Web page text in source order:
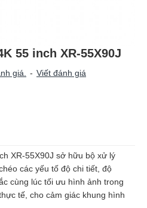
55 inch XR-55X90J
giá. - Viết đánh giá
XR-55X90J sở hữu bộ xử lý
các yếu tố độ chi tiết, độ
cùng lúc tối ưu hình ảnh trong
tế, cho cảm giác khung hình